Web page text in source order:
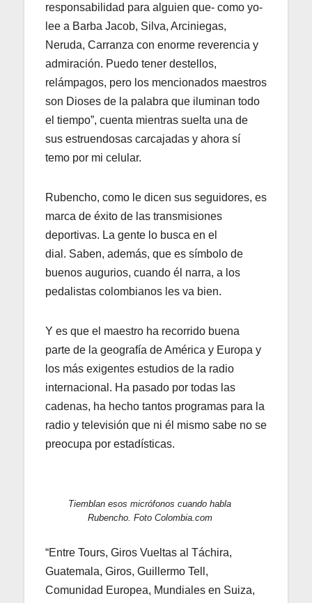
responsabilidad para alguien que- como yo-
lee a Barba Jacob, Silva, Arciniegas,
Neruda, Carranza con enorme reverencia y
admiración. Puedo tener destellos,
relámpagos, pero los mencionados maestros
son Dioses de la palabra que iluminan todo
el tiempo”, cuenta mientras suelta una de
sus estruendosas carcajadas y ahora sí
temo por mi celular.
Rubencho, como le dicen sus seguidores, es
marca de éxito de las transmisiones
deportivas. La gente lo busca en el
dial. Saben, además, que es símbolo de
buenos augurios, cuando él narra, a los
pedalistas colombianos les va bien.
Y es que el maestro ha recorrido buena
parte de la geografía de América y Europa y
los más exigentes estudios de la radio
internacional. Ha pasado por todas las
cadenas, ha hecho tantos programas para la
radio y televisión que ni él mismo sabe no se
preocupa por estadísticas.
Tiemblan esos micrófonos cuando habla
Rubencho. Foto Colombia.com
“Entre Tours, Giros Vueltas al Táchira,
Guatemala, Giros, Guillermo Tell,
Comunidad Europea, Mundiales en Suiza,